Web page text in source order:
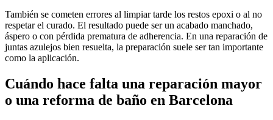
También se cometen errores al limpiar tarde los restos epoxi o al no
respetar el curado. El resultado puede ser un acabado manchado,
áspero o con pérdida prematura de adherencia. En una reparación de
juntas azulejos bien resuelta, la preparación suele ser tan importante
como la aplicación.
Cuándo hace falta una reparación mayor
o una reforma de baño en Barcelona